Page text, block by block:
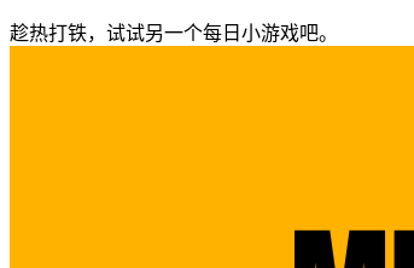
趁热打铁，试试另一个每日小游戏吧。